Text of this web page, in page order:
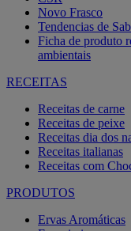
Novo Frasco
Tendencias de
Ficha de produto
ambientais
RECEITAS
Receitas de carne
Receitas de peixe
Receitas dia dos
Receitas italianas
Receitas com
PRODUTOS
Ervas Aromáticas